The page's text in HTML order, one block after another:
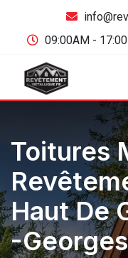
09:00AM -
Toitures
Haut De
-